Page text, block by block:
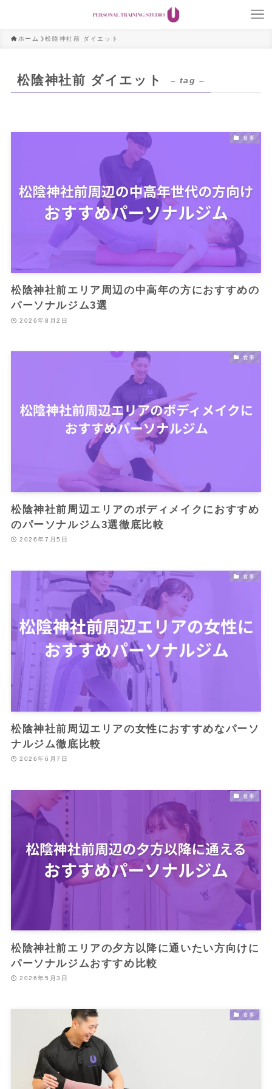
ホーム 松陰神社前 ダイエット
松陰神社前 ダイエット – tag –
食事
松陰神社前エリア周辺の中高年の方におすすめの
パーソナルジム3選
2026年8月2日
食事
松陰神社前周辺エリアのボディメイクにおすすめ
のパーソナルジム3選徹底比較
2026年7月5日
食事
松陰神社前周辺エリアの女性におすすめなパーソ
ナルジム徹底比較
2026年6月7日
食事
松陰神社前エリアの夕方以降に通いたい方向けに
パーソナルジムおすすめ比較
2026年5月3日
食事